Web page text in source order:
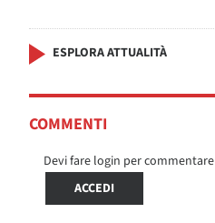
ESPLORA ATTUALITÀ
COMMENTI
Devi fare login per commentare
ACCEDI